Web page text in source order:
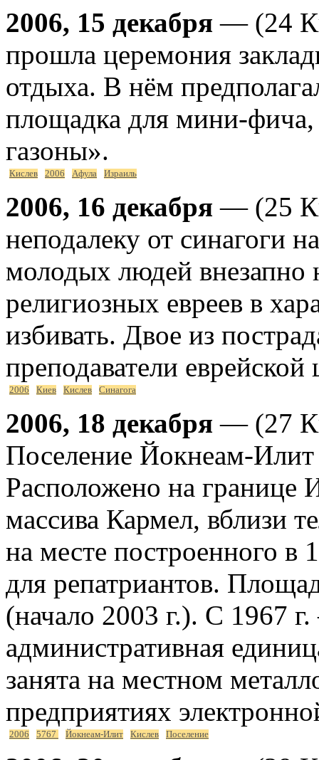
2006, 15 декабря — (24
прошла церемония
отдыха. В нём
площадка для мини-
газоны».
Кислев 2006 Афула Израиль
2006, 16 декабря — (25
неподалеку от синагоги
молодых людей внезапно
религиозных евреев в
избивать. Двое из
преподаватели
2006 Киев Кислев Синагога
2006, 18 декабря — (27
Поселение Йокнеам-Илит
Расположено на границе
массива Кармел, вблизи
на месте построенного в
для репатриантов.
(начало 2003 г.). С 1967
административная
занята на местном
предприятиях
2006 5767 Йокнеам-Илит Кислев Поселение